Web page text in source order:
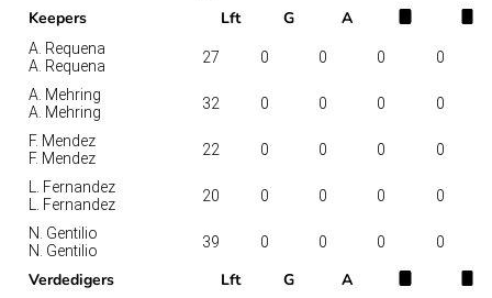
Keepers Lft G A
A. Requena
A. Requena
27 0 0 0 0
A. Mehring
A. Mehring
32 0 0 0 0
F. Mendez
F. Mendez
22 0 0 0 0
L. Fernandez
L. Fernandez
20 0 0 0 0
N. Gentilio
N. Gentilio
39 0 0 0 0
Verdedigers Lft G A